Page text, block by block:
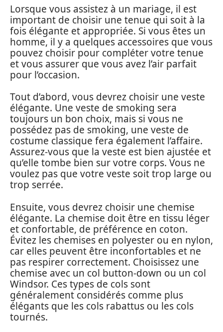
Lorsque vous assistez à un mariage, il est
important de choisir une tenue qui soit à la
fois élégante et appropriée. Si vous êtes un
homme, il y a quelques accessoires que vous
pouvez choisir pour compléter votre tenue
et vous assurer que vous avez l’air parfait
pour l’occasion.
Tout d’abord, vous devrez choisir une veste
élégante. Une veste de smoking sera
toujours un bon choix, mais si vous ne
possédez pas de smoking, une veste de
costume classique fera également l’affaire.
Assurez-vous que la veste est bien ajustée et
qu’elle tombe bien sur votre corps. Vous ne
voulez pas que votre veste soit trop large ou
trop serrée.
Ensuite, vous devrez choisir une chemise
élégante. La chemise doit être en tissu léger
et confortable, de préférence en coton.
Évitez les chemises en polyester ou en nylon,
car elles peuvent être inconfortables et ne
pas respirer correctement. Choisissez une
chemise avec un col button-down ou un col
Windsor. Ces types de cols sont
généralement considérés comme plus
élégants que les cols rabattus ou les cols
tournés.